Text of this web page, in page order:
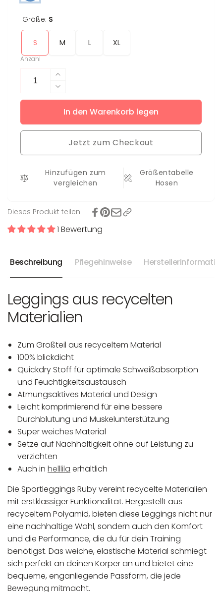
Größe: S
S M L XL
Anzahl
Erhöhe
die
Menge
für
Ruby
Verringere
die
Menge
für
Leggings
Ruby
In den Warenkorb legen
Jetzt zum Checkout
Hinzufügen zum
vergleichen
Größentabelle
Hosen
Dieses Produkt teilen
1 Bewertung
Beschreibung Pflegehinweise
Leggings aus recycelten
Materialien
Zum Großteil aus recyceltem Material
100% blickdicht
Quickdry Stoff für optimale Schweißabsorption
und Feuchtigkeitsaustausch
Atmungsaktives Material und Design
Leicht komprimierend für eine bessere
Durchblutung und Muskelunterstützung
Super weiches Material
Setze auf Nachhaltigkeit ohne auf Leistung zu
verzichten
Auch in helllila erhältlich
Die Sportleggings Ruby vereint recycelte Materialien
mit erstklassiger Funktionalität. Hergestellt aus
recyceltem Polyamid, bieten diese Leggings nicht nur
eine nachhaltige Wahl, sondern auch den Komfort
und die Performance, die du für dein Training
benötigst. Das weiche, elastische Material schmiegt
sich perfekt an deinen Körper an und bietet eine
bequeme, enganliegende Passform, die jede
Bewegung mitmacht.